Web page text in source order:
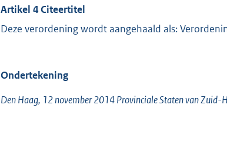
Artikel 4 Citeertitel
Deze verordening wordt aangehaald als:
Ondertekening
Den Haag, 12 november 2014 Provinciale Staten van